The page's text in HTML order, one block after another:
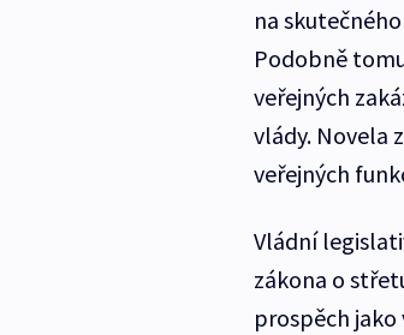
na
Podobně
veřejných
vlády. Novela
veřejných
Vládní
zákona o
prospěch